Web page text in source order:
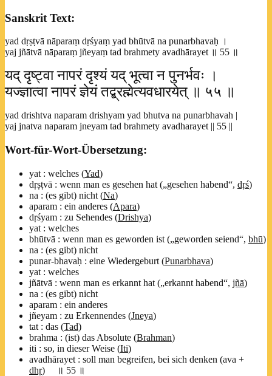
Sanskrit Text:
yad dṛṣṭvā nāparaṃ dṛśyaṃ yad bhūtvā na punarbhavaḥ ।
yaj jñātvā nāparaṃ jñeyaṃ tad brahmety avadhārayet ॥ 55 ॥
यद् दृष्ट्वा नापरं दृश्यं यद् भूत्वा न पुनर्भवः ।
यज्ज्ञात्वा नापरं ज्ञेयं तद्ब्रह्मेत्यवधारयेत् ॥ ५५ ॥
yad drishtva naparam drishyam yad bhutva na punarbhavah |
yaj jnatva naparam jneyam tad brahmety avadharayet || 55 ||
Wort-für-Wort-Übersetzung:
yat : welches (Yad)
dṛṣṭvā : wenn man es gesehen hat („gesehen habend“, dṛś)
na : (es gibt) nicht (Na)
aparam : ein anderes (Apara)
dṛśyam : zu Sehendes (Drishya)
yat : welches
bhūtvā : wenn man es geworden ist („geworden seiend“, bhū)
na : (es gibt) nicht
punar-bhavaḥ : eine Wiedergeburt (Punarbhava)
yat : welches
jñātvā : wenn man es erkannt hat („erkannt habend“, jñā)
na : (es gibt) nicht
aparam : ein anderes
jñeyam : zu Erkennendes (Jneya)
tat : das (Tad)
brahma : (ist) das Absolute (Brahman)
iti : so, in dieser Weise (Iti)
avadhārayet : soll man begreifen, bei sich denken (ava +
dhṛ) ॥ 55 ॥